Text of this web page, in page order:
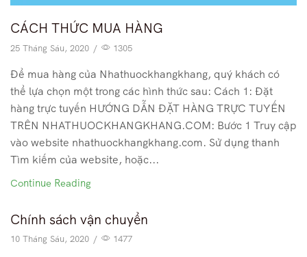
CÁCH THỨC MUA HÀNG
25 Tháng Sáu, 2020 / 1305
Để mua hàng của Nhathuockhangkhang, quý khách có
thể lựa chọn một trong các hình thức sau: Cách 1: Đặt
hàng trực tuyến HƯỚNG DẪN ĐẶT HÀNG TRỰC TUYẾN
TRÊN NHATHUOCKHANGKHANG.COM: Bước 1 Truy cập
vào website nhathuockhangkhang.com. Sử dụng thanh
Tìm kiếm của website, hoặc...
Continue Reading
Chính sách vận chuyển
10 Tháng Sáu, 2020 / 1477